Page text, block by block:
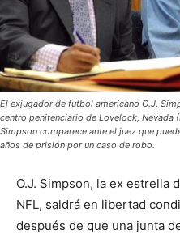
El exjugador de fútbol americano O.J.
centro penitenciario de Lovelock, Nevada
Simpson comparece ante el juez que
años de prisión por un caso de robo.
O.J. Simpson, la ex estrella
NFL, saldrá en libertad
después de que una junta